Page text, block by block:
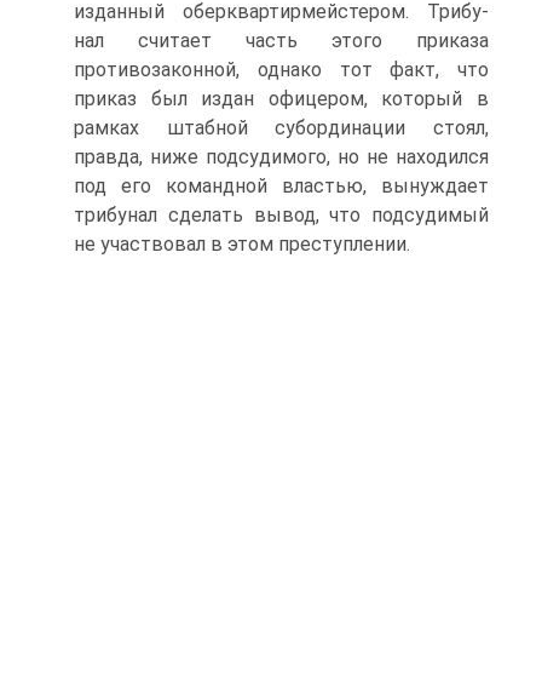
изданный оберквартирмейстером. Трибу-
нал считает часть этого приказа
противозаконной, однако тот факт, что
приказ был издан офицером, который в
рамках штабной субординации стоял,
правда, ниже подсудимого, но не находился
под его командной властью, вынуждает
трибунал сделать вывод, что подсудимый
не участвовал в этом преступлении.